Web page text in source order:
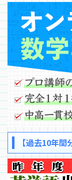
【過去10年